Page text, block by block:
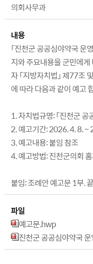
의회사무과
내용
「진천군 공공심야약국 운
지와 주요내용을 군민에
자 「지방자치법」 제77조
에 따라 다음과 같이 예고
1. 자치법규명: 「진천군 공
2. 예고기간: 2026. 4. 8. ~
3. 예고내용: 붙임 참조
4. 예고방법: 진천군의회
붙임: 조례안 예고문 1부.
파일
예고문.hwp
진천군 공공심야약국